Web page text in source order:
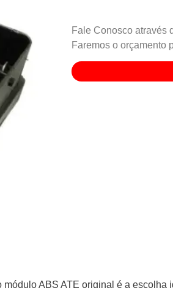
Fale Conosco através
Faremos o orçamento
ABS ATE original é a